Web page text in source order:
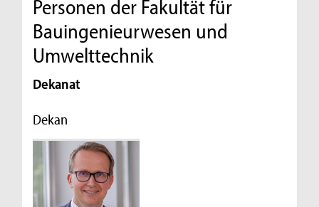
Personen der Fakultät für
Bauingenieurwesen und
Umwelttechnik
Dekanat
Dekan